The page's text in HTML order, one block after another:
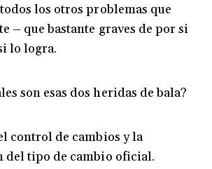
los otros problemas que
– que bastante graves de por si
lo logra.
son esas dos heridas de bala?
control de cambios y la
del tipo de cambio oficial.